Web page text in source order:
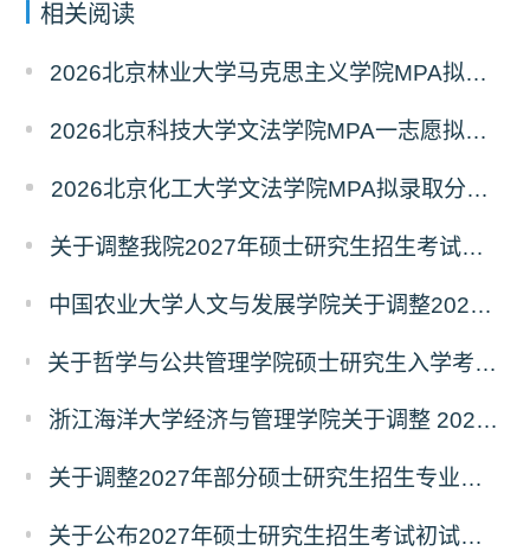
相关阅读
2026北京林业大学马克思主义学院MPA拟录取分析解读
2026北京科技大学文法学院MPA一志愿拟录取分析解读
2026北京化工大学文法学院MPA拟录取分析解读
关于调整我院2027年硕士研究生招生考试科目及参考书的通知
中国农业大学人文与发展学院关于调整2027年硕士研究生招生考试初试科目的通知
关于哲学与公共管理学院硕士研究生入学考试（初试） 考试科目及参考书目变更的通知（二）
浙江海洋大学经济与管理学院关于调整 2027年硕士研究生招生考试初试科目的公告
关于调整2027年部分硕士研究生招生专业初试考试科目的公告（持续更新中）
关于公布2027年硕士研究生招生考试初试自命题科目考试大纲的通知